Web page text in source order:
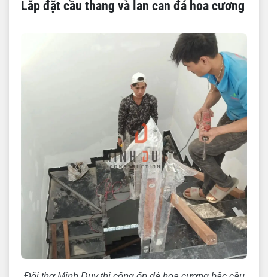
Lắp đặt cầu thang và lan can đá hoa cương